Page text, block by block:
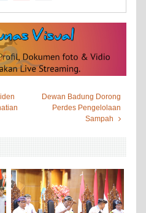
Dewan Badung Dorong
Perdes Pengelolaan
Sampah